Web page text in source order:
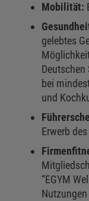
Mobilität:
gelebtes
bei
und
Erwerb
“EGYM